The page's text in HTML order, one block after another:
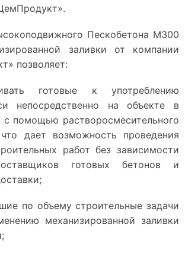
Пескобетона М300
заливки от компании
позволяет:
готовые к употреблению
непосредственно на объекте в
помощью растворосмесительного
дает возможность проведения
работ без зависимости
готовых бетонов и
по объему строительные задачи
механизированной заливки